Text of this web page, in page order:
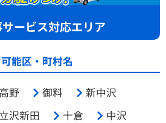
ービス対応エリア
能区・町村名
高野 御料
新中沢
立沢新田 十倉
中沢